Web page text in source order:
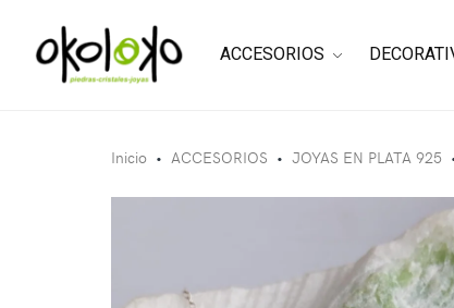
ACCESORIOS
Inicio • ACCESORIOS • JOYAS EN PLATA 925